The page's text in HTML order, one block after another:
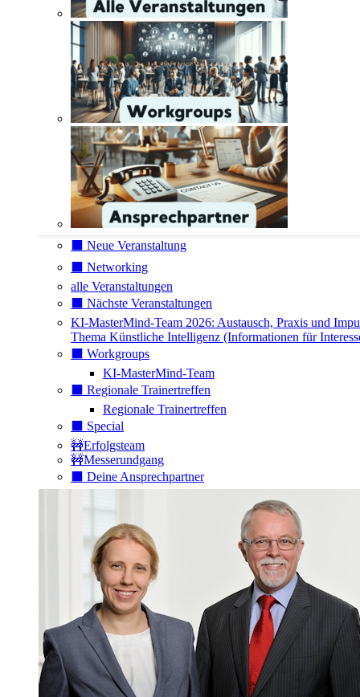
⬛️ Neue Veranstaltung
⬛️ Networking
alle Veranstaltungen
⬛️ Nächste Veranstaltungen
KI-MasterMind-Team 2026: Austausch, Praxis und
Thema Künstliche Intelligenz (Informationen für
⬛️ Workgroups
KI-MasterMind-Team
⬛️ Regionale Trainertreffen
Regionale Trainertreffen
⬛️ Special
🚧Erfolgsteam
🚧Messerundgang
⬛️ Deine Ansprechpartner